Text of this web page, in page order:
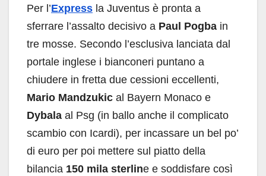
Per l’Express la Juventus è pronta a
sferrare l’assalto decisivo a Paul Pogba in
tre mosse. Secondo l’esclusiva lanciata dal
portale inglese i bianconeri puntano a
chiudere in fretta due cessioni eccellenti,
Mario Mandzukic al Bayern Monaco e
Dybala al Psg (in ballo anche il complicato
scambio con Icardi), per incassare un bel po’
di euro per poi mettere sul piatto della
bilancia 150 mila sterline e soddisfare così